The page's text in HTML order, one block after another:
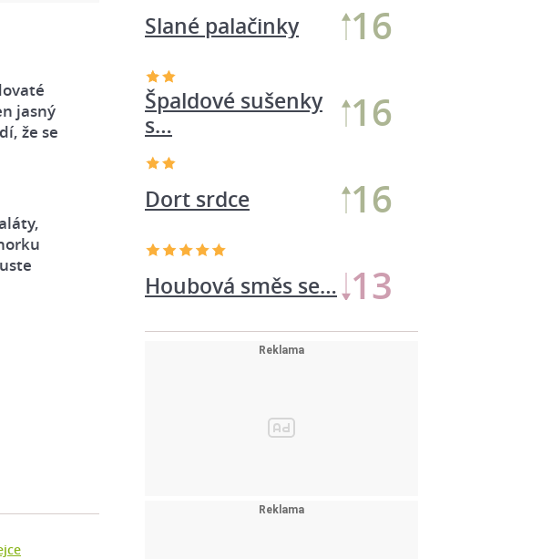
jasný
že se
Špaldové sušenky
s…
16
Houbová směs se… 13
Dort srdce 16
Slané palačinky 16